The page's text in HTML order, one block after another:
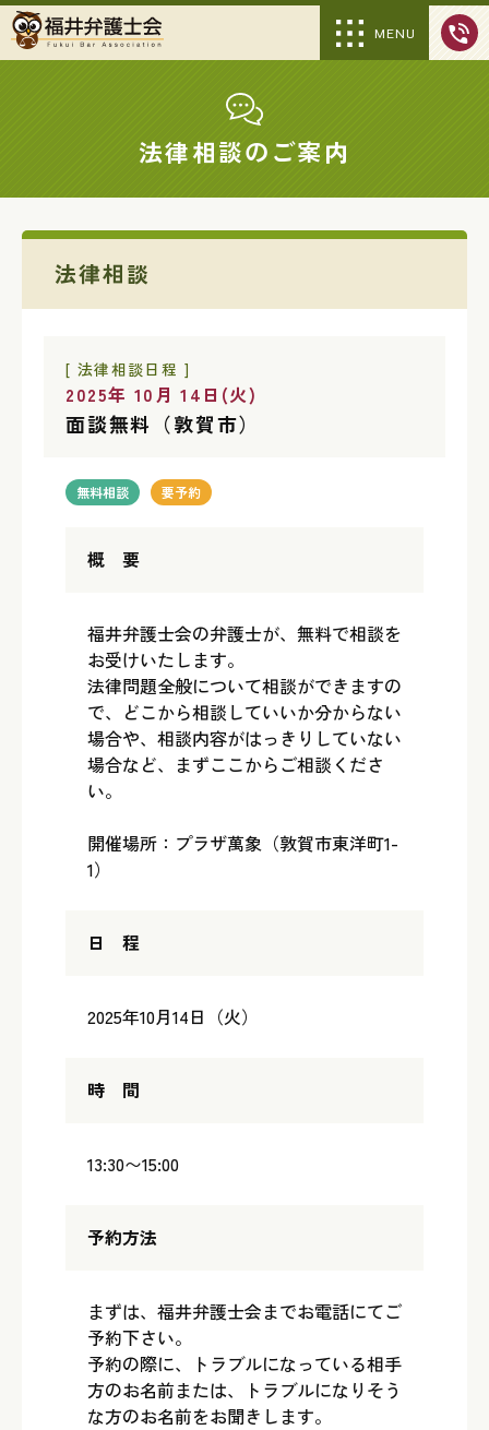
MENU
法律相談のご案内
法律相談
[ 法律相談日程 ]
2025年 10月 14日(火)
面談無料（敦賀市）
無料相談 要予約
概 要
福井弁護士会の弁護士が、無料で相談を
お受けいたします。
法律問題全般について相談ができますの
で、どこから相談していいか分からない
場合や、相談内容がはっきりしていない
場合など、まずここからご相談くださ
い。
開催場所：プラザ萬象（敦賀市東洋町1-
1）
日 程
2025年10月14日（火）
時 間
13:30〜15:00
予約方法
まずは、福井弁護士会までお電話にてご
予約下さい。
予約の際に、トラブルになっている相手
方のお名前または、トラブルになりそう
な方のお名前をお聞きします。